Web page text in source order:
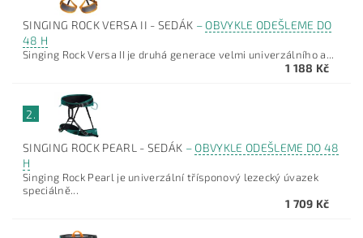
SINGING ROCK VERSA II - SEDÁK – OBVYKLE ODEŠLEME DO
48 H
Singing Rock Versa II je druhá generace velmi univerzálního a...
1 188 Kč
2.
SINGING ROCK PEARL - SEDÁK – OBVYKLE ODEŠLEME DO 48
H
Singing Rock Pearl je univerzální třísponový lezecký úvazek
speciálně...
1 709 Kč